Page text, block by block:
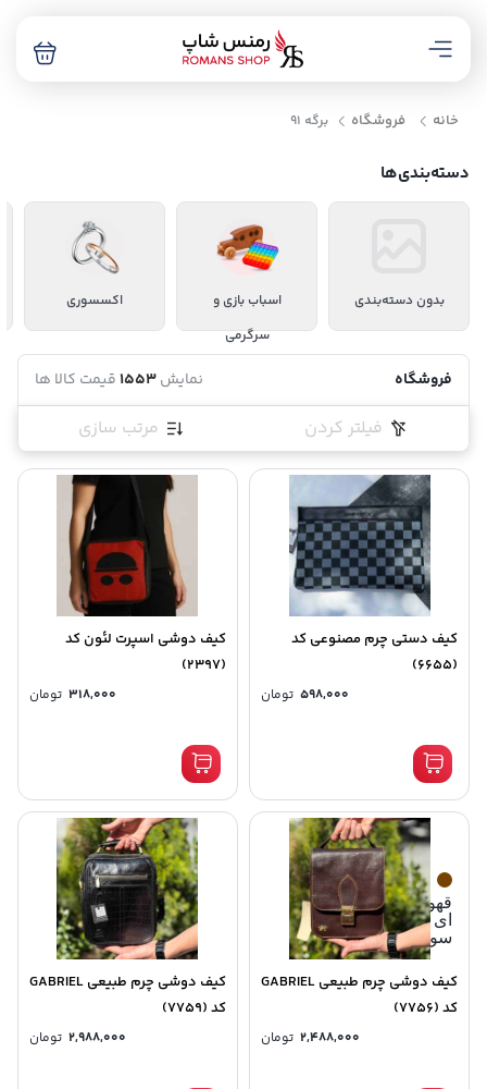
خانه فروشگاه برگه 91
دسته‌بندی‌ها
بدون دسته‌بندی
اسباب بازی و
سرگرمی
اکسسوری
فروشگاه نمایش1553قیمت کالا ها
فیلتر کردن مرتب سازی
کیف دستی چرم مصنوعی کد
(6655)
598,000 تومان
کیف دوشی اسپرت لئون کد
(2397)
318,000 تومان
قهوه
ای
سوخته
کیف دوشی چرم طبیعی GABRIEL
کد (7756)
2,488,000 تومان
کیف دوشی چرم طبیعی GABRIEL
کد (7759)
2,988,000 تومان